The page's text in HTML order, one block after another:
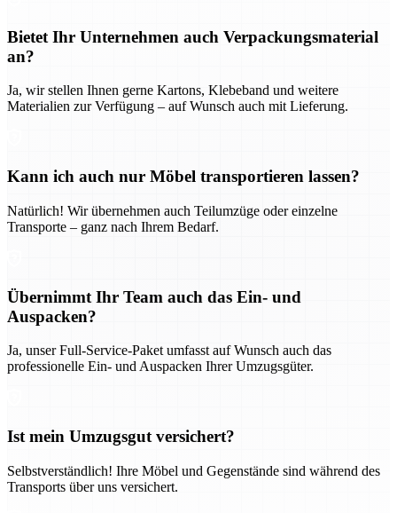
Bietet Ihr Unternehmen auch Verpackungsmaterial
an?
Ja, wir stellen Ihnen gerne Kartons, Klebeband und weitere
Materialien zur Verfügung – auf Wunsch auch mit Lieferung.
Kann ich auch nur Möbel transportieren lassen?
Natürlich! Wir übernehmen auch Teilumzüge oder einzelne
Transporte – ganz nach Ihrem Bedarf.
Übernimmt Ihr Team auch das Ein- und
Auspacken?
Ja, unser Full-Service-Paket umfasst auf Wunsch auch das
professionelle Ein- und Auspacken Ihrer Umzugsgüter.
Ist mein Umzugsgut versichert?
Selbstverständlich! Ihre Möbel und Gegenstände sind während des
Transports über uns versichert.